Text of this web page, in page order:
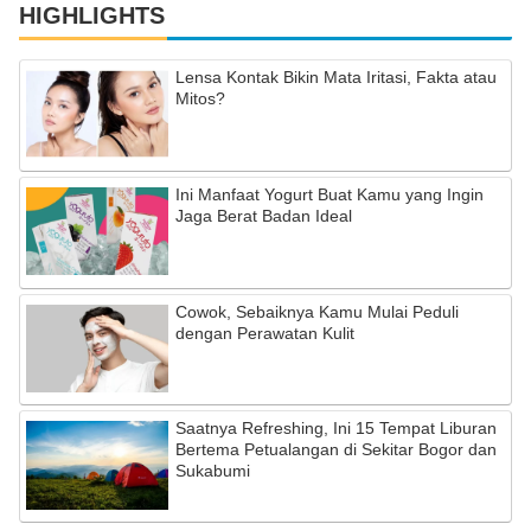
HIGHLIGHTS
Lensa Kontak Bikin Mata Iritasi, Fakta atau
Mitos?
Ini Manfaat Yogurt Buat Kamu yang Ingin
Jaga Berat Badan Ideal
Cowok, Sebaiknya Kamu Mulai Peduli
dengan Perawatan Kulit
Saatnya Refreshing, Ini 15 Tempat Liburan
Bertema Petualangan di Sekitar Bogor dan
Sukabumi